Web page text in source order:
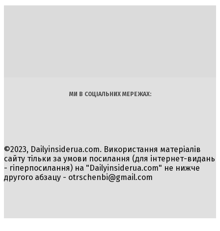
МИ В СОЦІАЛЬНИХ МЕРЕЖАХ:
©2023, Dailyinsiderua.com. Використання матеріалів
сайту тільки за умови посилання (для інтернет-видань
- гіперпосилання) на "Dailyinsiderua.com" не нижче
другого абзацу - otrschenbi@gmail.com